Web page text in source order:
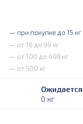
— при покупке до 15 кг
— от 16 до 99 кг
— от 100 до 499 кг
— от 500 кг
0 кг